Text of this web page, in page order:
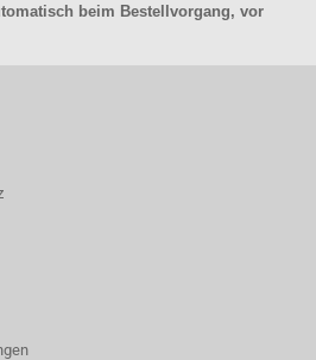
beim Bestellvorgang, vor